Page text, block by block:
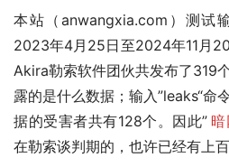
本站（anwangxia.com）测试
2023年4月25日至2024年11月
Akira勒索软件团伙共发布了319
露的是什么数据；输入”leaks“命
据的受害者共有128个。因此” 暗
在勒索谈判期的，也许已经有上